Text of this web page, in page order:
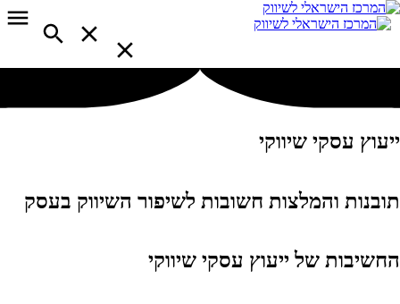
ייעוץ עסקי שיווקי
תובנות והמלצות חשובות לשיפור השיווק בעסק
החשיבות של ייעוץ עסקי שיווקי